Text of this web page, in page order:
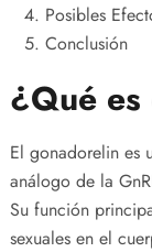
Posibles
Conclusión
¿Qué
El gonadorelin es
análogo de la
Su función
sexuales en el